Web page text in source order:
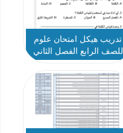
تدريب هيكل امتحان علوم
للصف الرابع الفصل الثاني